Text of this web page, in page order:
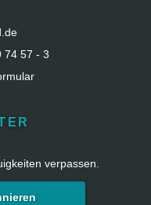
74 57 - 3
verpassen.